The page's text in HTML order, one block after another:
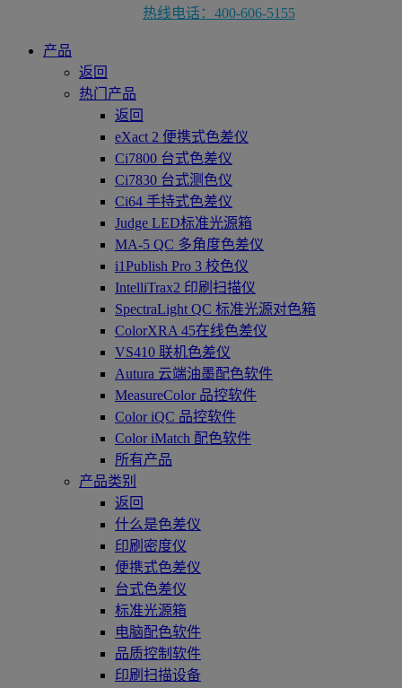
热线电话：400-606-5155
产品
返回
热门产品
返回
eXact 2 便携式色差仪
Ci7800 台式色差仪
Ci7830 台式测色仪
Ci64 手持式色差仪
Judge LED标准光源箱
MA-5 QC 多角度色差仪
i1Publish Pro 3 校色仪
IntelliTrax2 印刷扫描仪
SpectraLight QC 标准光源对色箱
ColorXRA 45在线色差仪
VS410 联机色差仪
Autura 云端油墨配色软件
MeasureColor 品控软件
Color iQC 品控软件
Color iMatch 配色软件
所有产品
产品类别
返回
什么是色差仪
印刷密度仪
便携式色差仪
台式色差仪
标准光源箱
电脑配色软件
品质控制软件
印刷扫描设备